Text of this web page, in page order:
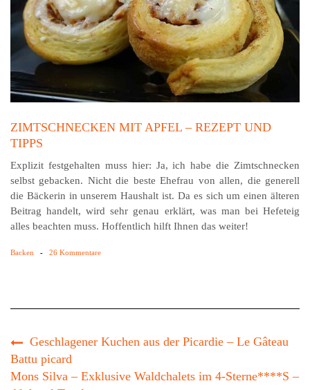
ZIMTSCHNECKEN MIT APFEL – REZEPT UND
TIPPS
Explizit festgehalten muss hier: Ja, ich habe die Zimtschnecken
selbst gebacken. Nicht die beste Ehefrau von allen, die generell
die Bäckerin in unserem Haushalt ist. Da es sich um einen älteren
Beitrag handelt, wird sehr genau erklärt, was man bei Hefeteig
alles beachten muss. Hoffentlich hilft Ihnen das weiter!
Backen - 26 Kommentare
Geschlagener Kuchen aus der Picardie – Le Gâteau
Battu picard
Mons Silva – Exklusive Waldchalets im 4-Sterne****S –